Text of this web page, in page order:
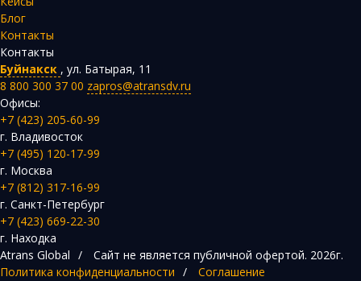
Блог
Контакты
Контакты
Буйнакск , ул. Батырая, 11
8 800 300 37 00 zapros@atransdv.ru
Офисы:
+7 (423) 205-60-99
г. Владивосток
+7 (495) 120-17-99
г. Москва
+7 (812) 317-16-99
г. Санкт-Петербург
+7 (423) 669-22-30
г. Находка
Atrans Global / Сайт не является публичной офертой. 2026г.
Политика конфиденциальности / Соглашение